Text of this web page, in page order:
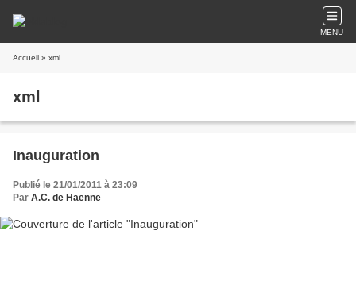
MENU
Accueil » xml
xml
Inauguration
Publié le 21/01/2011 à 23:09
Par A.C. de Haenne